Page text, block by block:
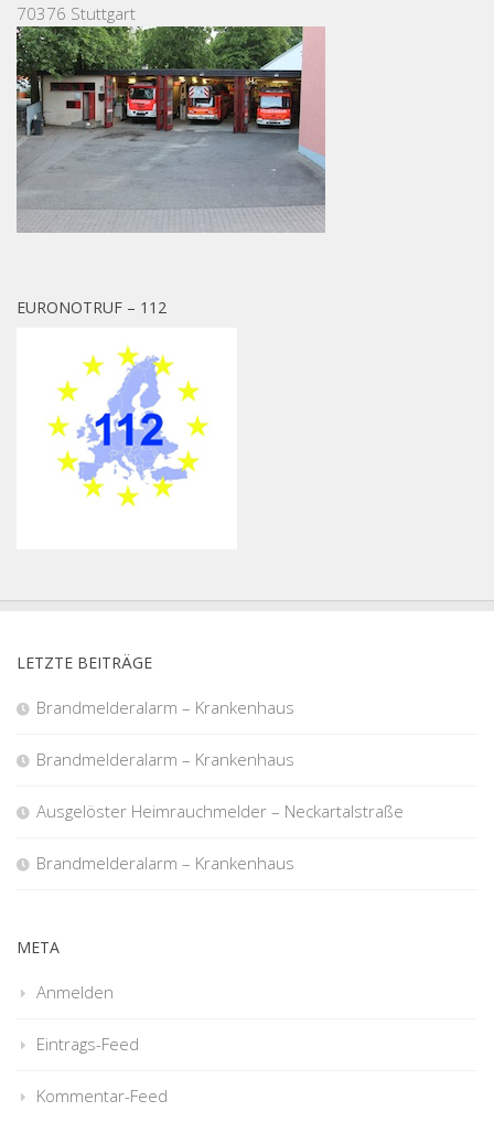
70376 Stuttgart
EURONOTRUF – 112
LETZTE BEITRÄGE
Brandmelderalarm – Krankenhaus
Brandmelderalarm – Krankenhaus
Ausgelöster Heimrauchmelder – Neckartalstraße
Brandmelderalarm – Krankenhaus
META
Anmelden
Eintrags-Feed
Kommentar-Feed